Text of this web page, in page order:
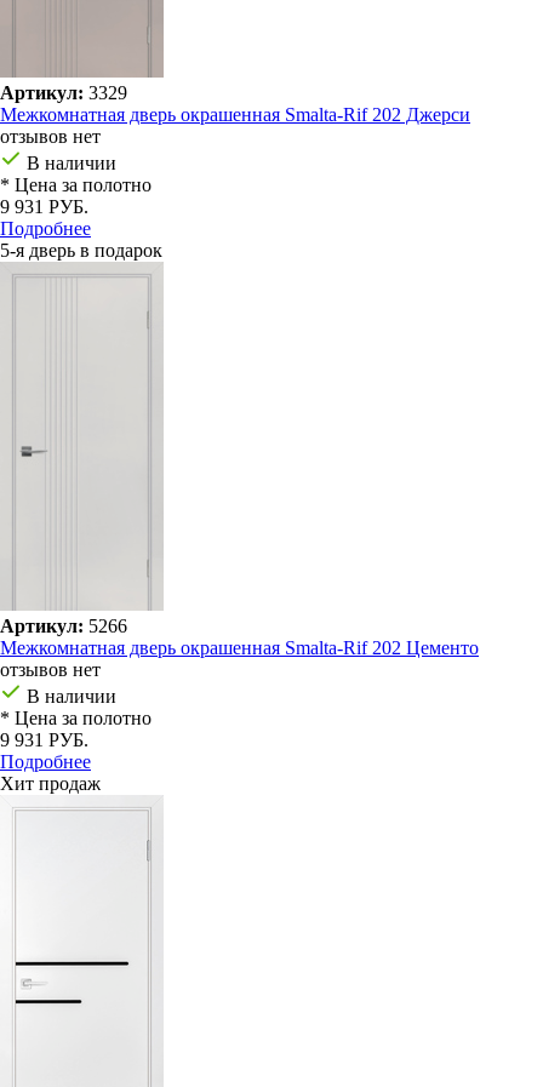
Артикул: 3329
Межкомнатная дверь окрашенная Smalta-Rif 202 Джерси
отзывов нет
В наличии
* Цена за полотно
9 931 РУБ.
Подробнее
5-я дверь в подарок
Артикул: 5266
Межкомнатная дверь окрашенная Smalta-Rif 202 Цементо
отзывов нет
В наличии
* Цена за полотно
9 931 РУБ.
Подробнее
Хит продаж